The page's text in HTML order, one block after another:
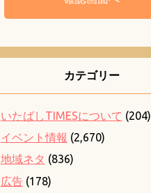
カテゴリー
いたばしTIMESについて (204)
イベント情報 (2,670)
地域ネタ (836)
広告(178)